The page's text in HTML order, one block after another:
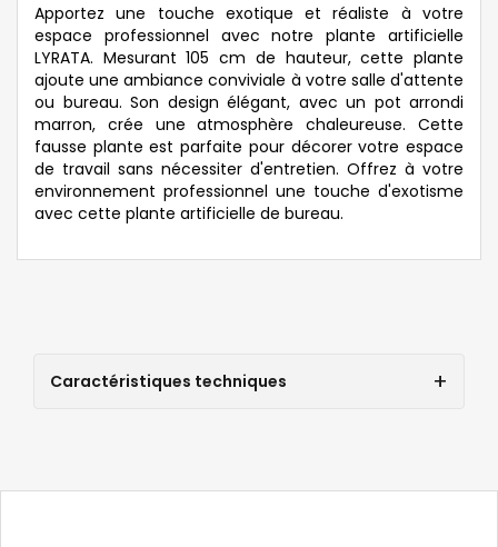
Apportez une touche exotique et réaliste à votre
espace professionnel avec notre plante artificielle
LYRATA. Mesurant 105 cm de hauteur, cette plante
ajoute une ambiance conviviale à votre salle d'attente
ou bureau. Son design élégant, avec un pot arrondi
marron, crée une atmosphère chaleureuse. Cette
fausse plante est parfaite pour décorer votre espace
de travail sans nécessiter d'entretien. Offrez à votre
environnement professionnel une touche d'exotisme
avec cette plante artificielle de bureau.
Caractéristiques techniques